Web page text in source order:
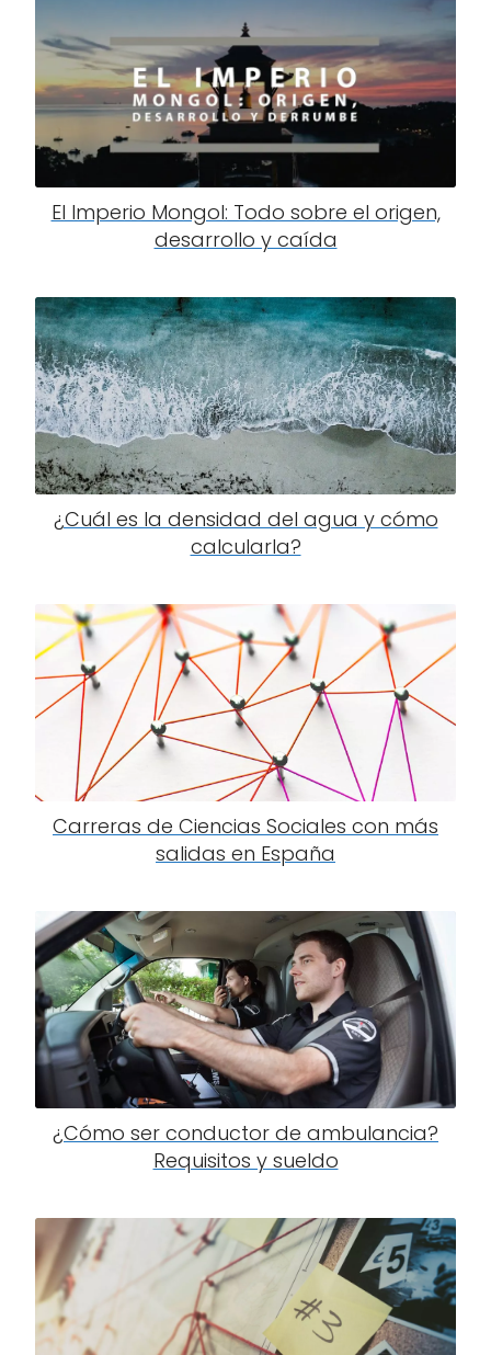
El Imperio Mongol: Todo sobre el origen,
desarrollo y caída
¿Cuál es la densidad del agua y cómo
calcularla?
Carreras de Ciencias Sociales con más
salidas en España
¿Cómo ser conductor de ambulancia?
Requisitos y sueldo